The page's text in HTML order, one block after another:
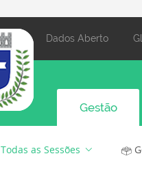
Dados Aberto
Gestão
Todas as Sessões